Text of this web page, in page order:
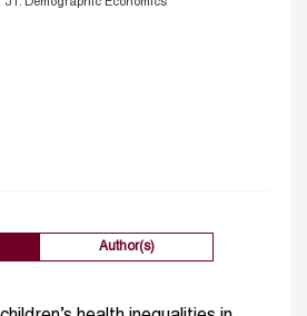
Author(s)